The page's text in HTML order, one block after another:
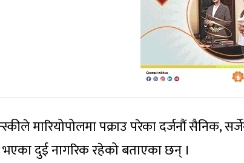
मारियोपोलमा पक्राउ परेका दर्जनौं सैनिक,
भएका दुई नागरिक रहेको बताएका छन् ।